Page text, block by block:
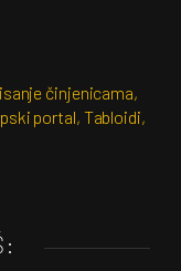
činjenicama,
portal, Tabloidi,